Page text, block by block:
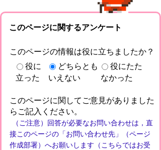
このページに関するアンケート
このページの情報は役に立ちましたか？
役に
立った
どちらとも
いえない
役にたた
なかった
このページに関してご意見がありました
らご記入ください。
（ご注意）回答が必要なお問い合わせは，直
接このページの「お問い合わせ先」（ページ
作成部署）へお願いします（こちらではお受